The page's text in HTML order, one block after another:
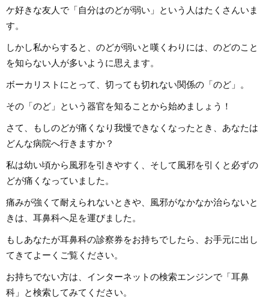
ケ好きな友人で「自分はのどが弱い」という人はたくさんいま
す。
しかし私からすると、のどが弱いと嘆くわりには、のどのこと
を知らない人が多いように思えます。
ボーカリストにとって、切っても切れない関係の「のど」。
その「のど」という器官を知ることから始めましょう！
さて、もしのどが痛くなり我慢できなくなったとき、あなたは
どんな病院へ行きますか？
私は幼い頃から風邪を引きやすく、そして風邪を引くと必ずの
どが痛くなっていました。
痛みが強くて耐えられないときや、風邪がなかなか治らないと
きは、耳鼻科へ足を運びました。
もしあなたが耳鼻科の診察券をお持ちでしたら、お手元に出し
てきてよーくご覧ください。
お持ちでない方は、インターネットの検索エンジンで「耳鼻
科」と検索してみてください。